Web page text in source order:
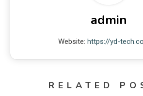
admin
Website: https://yd-
RELATED